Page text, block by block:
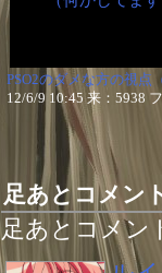
PSO2のダメな方の視点
12/6/9 10:45 来：5938
足あとコメン
足あとコメン